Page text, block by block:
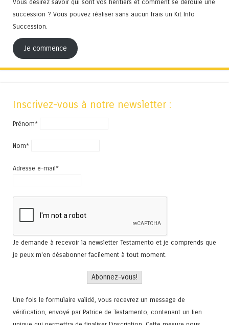
Vous désirez savoir qui sont vos héritiers et comment se déroule une
succession ? Vous pouvez réaliser sans aucun frais un Kit Info
Succession.
Je commence
Inscrivez-vous à notre newsletter :
Prénom*
Nom*
Adresse e-mail*
Je demande à recevoir la newsletter Testamento et je comprends que
je peux m'en désabonner facilement à tout moment.
Une fois le formulaire validé, vous recevrez un message de
vérification, envoyé par Patrice de Testamento, contenant un lien